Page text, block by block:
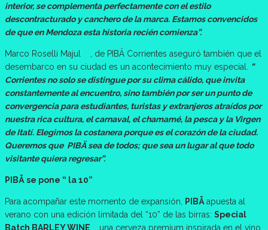
interior, se complementa perfectamente con el estilo
descontracturado y canchero de la marca. Estamos convencidos
de que en Mendoza esta historia recién comienza”.
Marco Roselli Majul
, de PIBÄ Corrientes aseguró también que el
desembarco en su ciudad es un acontecimiento muy especial.
”
Corrientes no solo se distingue por su clima cálido, que invita
constantemente al encuentro, sino también por ser un punto de
convergencia para estudiantes, turistas y extranjeros atraídos por
nuestra rica cultura, el carnaval, el chamamé, la pesca y la Virgen
de Itatí. Elegimos la costanera porque es el corazón de la ciudad.
Queremos que PIBÄ sea de todos; que sea un lugar al que todo
visitante quiera regresar”.
PIBÄ se pone “ la 10”
Para acompañar este momento de expansión, PIBÄ apuesta al
verano con una edición limitada del “10” de las birras: Special
Batch BARLEY WINE , una cerveza premium inspirada en el vino